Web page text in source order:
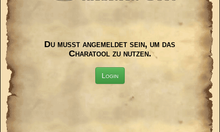
Du musst angemeldet sein, um das
Charatool zu nutzen.
Login